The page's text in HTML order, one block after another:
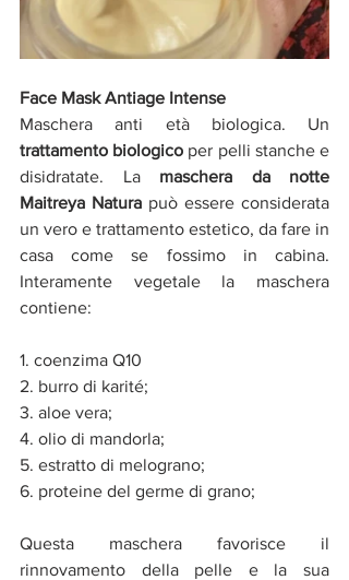
Face Mask Antiage Intense
trattamento biologico per pelli stanche e
disidratate. La maschera da notte
Maitreya Natura può essere considerata
un vero e trattamento estetico, da fare in
casa come se fossimo in cabina.
Interamente vegetale la maschera
contiene:
1. coenzima Q10
2. burro di karité;
3. aloe vera;
4. olio di mandorla;
5. estratto di melograno;
6. proteine del germe di grano;
Questa maschera favorisce il
rinnovamento della pelle e la sua